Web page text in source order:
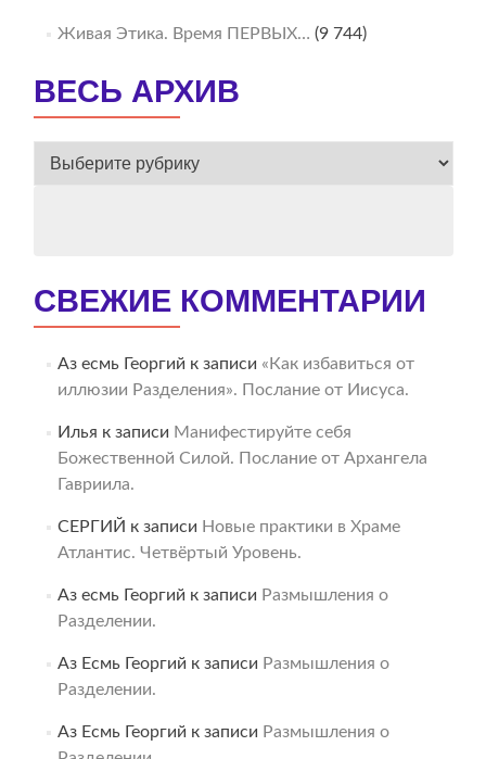
Живая Этика. Время ПЕРВЫХ… (9 744)
ВЕСЬ АРХИВ
ВЕСЬ
СВЕЖИЕ КОММЕНТАРИИ
Аз есмь Георгий к записи «Как избавиться от
иллюзии Разделения». Послание от Иисуса.
Илья к записи Манифестируйте себя
Божественной Силой. Послание от Архангела
Гавриила.
СЕРГИЙ к записи Новые практики в Храме
Атлантис. Четвёртый Уровень.
Аз есмь Георгий к записи Размышления о
Разделении.
Аз Есмь Георгий к записи Размышления о
Разделении.
Аз Есмь Георгий к записи Размышления о